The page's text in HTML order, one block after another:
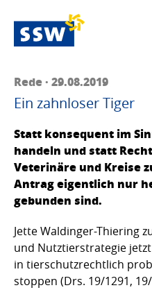
Rede · 29.08.2019
Ein zahnloser Tiger
Statt konsequent im
handeln und statt
Veterinäre und Kreise
Antrag eigentlich nur
gebunden sind.
Jette Waldinger-Thiering
und Nutztierstrategie
in tierschutzrechtlich
stoppen (Drs. 19/1291,